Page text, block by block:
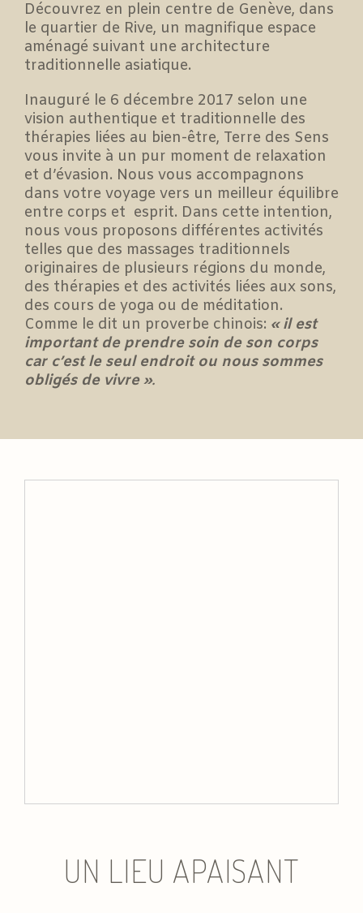
Découvrez en plein centre de Genève, dans
le quartier de Rive, un magnifique espace
aménagé suivant une architecture
traditionnelle asiatique.
Inauguré le 6 décembre 2017 selon une
vision authentique et traditionnelle des
thérapies liées au bien-être, Terre des Sens
vous invite à un pur moment de relaxation
et d’évasion. Nous vous accompagnons
dans votre voyage vers un meilleur équilibre
entre corps et esprit. Dans cette intention,
nous vous proposons différentes activités
telles que des massages traditionnels
originaires de plusieurs régions du monde,
des thérapies et des activités liées aux sons,
des cours de yoga ou de méditation.
Comme le dit un proverbe chinois: « il est
important de prendre soin de son corps
car c’est le seul endroit ou nous sommes
obligés de vivre ».
UN LIEU APAISANT